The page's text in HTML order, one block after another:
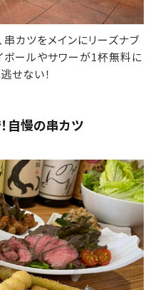
カツをメインにリーズナブ
ボールやサワーが1杯無料に
せない！
自慢の串カツ